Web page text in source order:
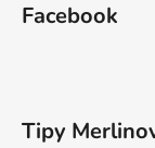
Facebook
Tipy